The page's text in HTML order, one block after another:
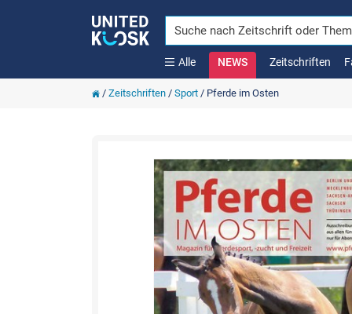
Alle NEWS Zeitschriften
/ Zeitschriften/ Sport/ Pferde im Osten